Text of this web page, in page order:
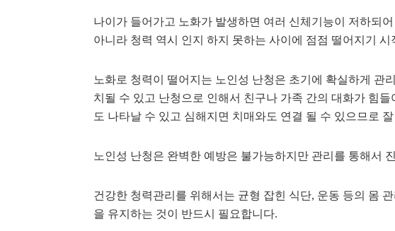
나이가 들어가고 노화가 발생하면 여러 신체기능이 저하되
아니라 청력 역시 인지 하지 못하는 사이에 점점 떨어지기 시
노화로 청력이 떨어지는 노인성 난청은 초기에 확실하게 관
치될 수 있고 난청으로 인해서 친구나 가족 간의 대화가 힘
도 나타날 수 있고 심해지면 치매와도 연결 될 수 있으므로
노인성 난청은 완벽한 예방은 불가능하지만 관리를 통해서
건강한 청력관리를 위해서는 균형 잡힌 식단, 운동 등의 몸
을 유지하는 것이 반드시 필요합니다.